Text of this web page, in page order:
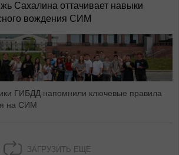
Сахалина оттачивает навыки
вождения СИМ
ГИБДД напомнили ключевые правила
на СИМ
ЗАГРУЗИТЬ ЕЩЕ